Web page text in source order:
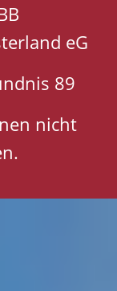
eG
89
nicht